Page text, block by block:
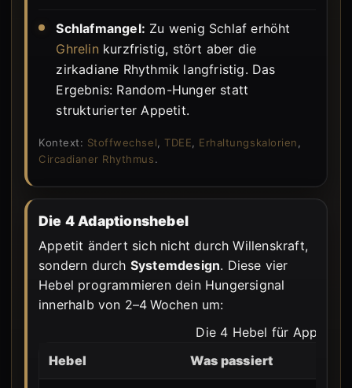
Schlafmangel: Zu wenig Schlaf erhöht
Ghrelin kurzfristig, stört aber die
zirkadiane Rhythmik langfristig. Das
Ergebnis: Random-Hunger statt
strukturierter Appetit.
Kontext: Stoffwechsel TDEE Erhaltungskalorien
Circadianer Rhythmus.
Die 4 Adaptionshebel
Appetit ändert sich nicht durch Willenskraft,
sondern durch Systemdesign. Diese vier
Hebel programmieren dein Hungersignal
innerhalb von 2–4 Wochen um:
Die 4 Hebel für
Hebel
Was passiert